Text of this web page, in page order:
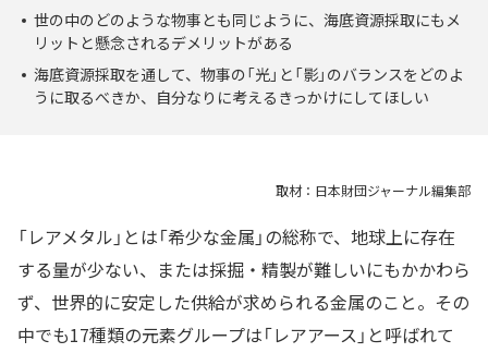
世の中のどのような物事とも同じように、海底資源採取にもメ
リットと懸念されるデメリットがある
海底資源採取を通して、物事の「光」と「影」のバランスをどのよ
うに取るべきか、自分なりに考えるきっかけにしてほしい
取材：日本財団ジャーナル編集部
「レアメタル」とは「希少な金属」の総称で、地球上に存在
する量が少ない、または採掘・精製が難しいにもかかわら
ず、世界的に安定した供給が求められる金属のこと。その
中でも17種類の元素グループは「レアアース」と呼ばれて